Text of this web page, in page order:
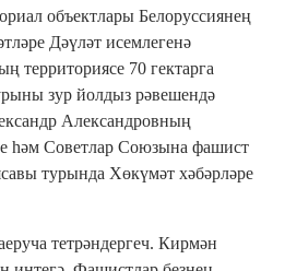
объектлары Белоруссиянең
Дәүләт исемлегенә
территориясе 70 гектарга
зур йолдыз рәвешендә
Александровның
һәм Советлар Союзына фашист
турында Хөкүмәт хәбәрләре
тетрәндергеч. Кирмән